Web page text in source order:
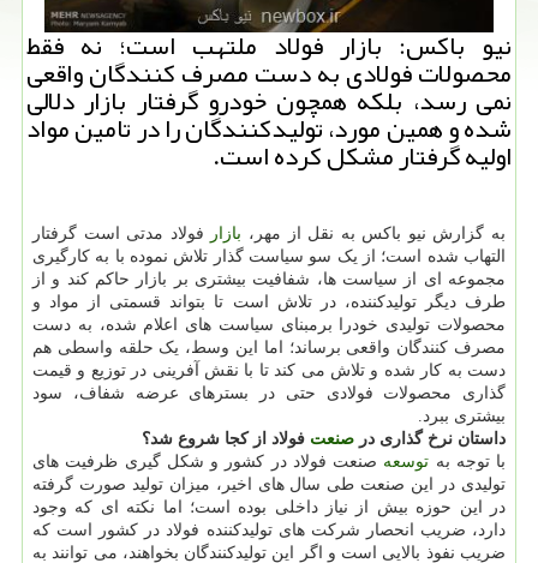
نیو باكس: بازار فولاد ملتهب است؛ نه فقط
محصولات فولادی به دست مصرف كنندگان واقعی
نمی رسد، بلكه همچون خودرو گرفتار بازار دلالی
شده و همین مورد، تولیدكنندگان را در تامین مواد
اولیه گرفتار مشكل كرده است.
به گزارش نیو باکس به نقل از مهر، بازار
فولاد مدتی است گرفتار
التهاب شده است؛ از یک سو سیاست گذار تلاش نموده با به کارگیری
مجموعه ای از سیاست ها، شفافیت بیشتری بر بازار حاکم کند و از
طرف دیگر تولیدکننده، در تلاش است تا بتواند قسمتی از مواد و
محصولات تولیدی خودرا برمبنای سیاست های اعلام شده، به دست
مصرف کنندگان واقعی برساند؛ اما این وسط، یک حلقه واسطی هم
دست به کار شده و تلاش می کند تا با نقش آفرینی در توزیع و قیمت
گذاری محصولات فولادی حتی در بسترهای عرضه شفاف، سود
بیشتری ببرد.
داستان نرخ گذاری در صنعت فولاد از کجا شروع شد؟
با توجه به توسعه صنعت فولاد در کشور و شکل گیری ظرفیت های
تولیدی در این صنعت طی سال های اخیر، میزان تولید صورت گرفته
در این حوزه بیش از نیاز داخلی بوده است؛ اما نکته ای که وجود
دارد، ضریب انحصار شرکت های تولیدکننده فولاد در کشور است که
ضریب نفوذ بالایی است و اگر این تولیدکنندگان بخواهند، می توانند به